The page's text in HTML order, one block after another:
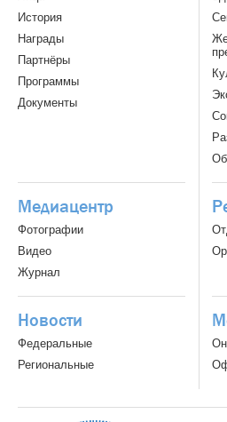
История
Награды
Партнёры
Программы
Документы
Медиацентр
Фотографии
Видео
Журнал
Новости
Федеральные
Региональные